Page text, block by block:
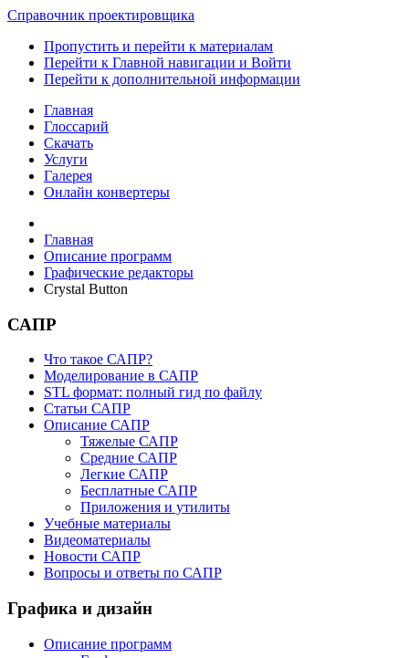
Справочник проектировщика
Пропустить и перейти к материалам
Перейти к Главной навигации и Войти
Перейти к дополнительной информации
Главная
Глоссарий
Скачать
Услуги
Галерея
Онлайн конвертеры
Главная
Описание программ
Графические редакторы
Crystal Button
САПР
Что такое САПР?
Моделирование в САПР
STL формат: полный гид по файлу
Статьи САПР
Описание САПР
Тяжелые САПР
Средние САПР
Легкие САПР
Бесплатные САПР
Приложения и утилиты
Учебные материалы
Видеоматериалы
Новости САПР
Вопросы и ответы по САПР
Графика и дизайн
Описание программ